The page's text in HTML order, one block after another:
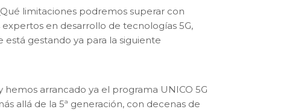
limitaciones podremos superar con
en desarrollo de tecnologías 5G,
gestando ya para la siguiente
hemos arrancado ya el programa UNICO 5G
allá de la 5ª generación, con decenas de